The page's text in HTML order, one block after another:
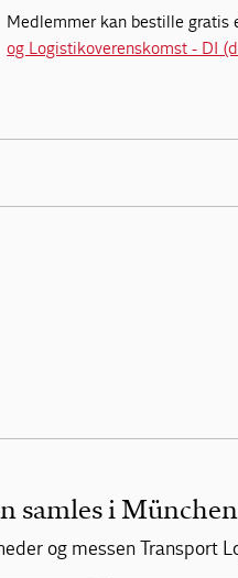
Medlemmer kan bestille gratis
og Logistikoverenskomst - DI
samles i
og messen Transport